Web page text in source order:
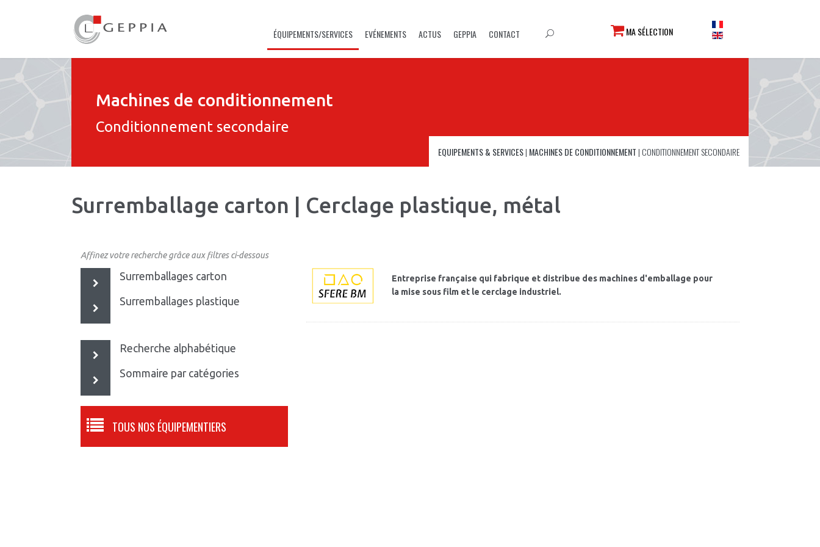
ÉQUIPEMENTS/SERVICES EVÉNEMENTS ACTUS GEPPIA CONTACT MA SÉLECTION
Machines de conditionnement
Conditionnement secondaire
EQUIPEMENTS & SERVICES| MACHINES DE CONDITIONNEMENT | CONDITIONNEMENT SECONDAIRE
Surremballage carton | Cerclage plastique, métal
Affinez votre recherche grâce aux filtres ci-dessous
Surremballages carton
Surremballages plastique
Recherche alphabétique
Sommaire par catégories
TOUS NOS ÉQUIPEMENTIERS
Entreprise française qui fabrique et distribue des machines d'emballage pour
la mise sous film et le cerclage industriel.